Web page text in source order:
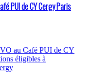
PUI de CY Cergy Paris